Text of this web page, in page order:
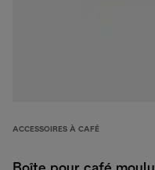
ACCESSOIRES À CAFÉ